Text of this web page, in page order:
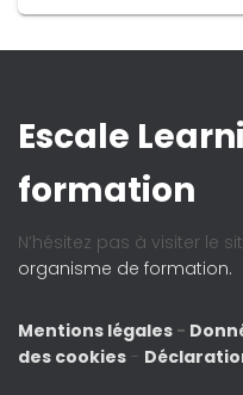
Escale
formation
N’hésitez pas à visiter le
organisme de formation.
Mentions légales -
des cookies -